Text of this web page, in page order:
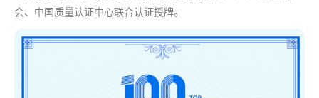
会、中国质量认证中心联合认证授牌。